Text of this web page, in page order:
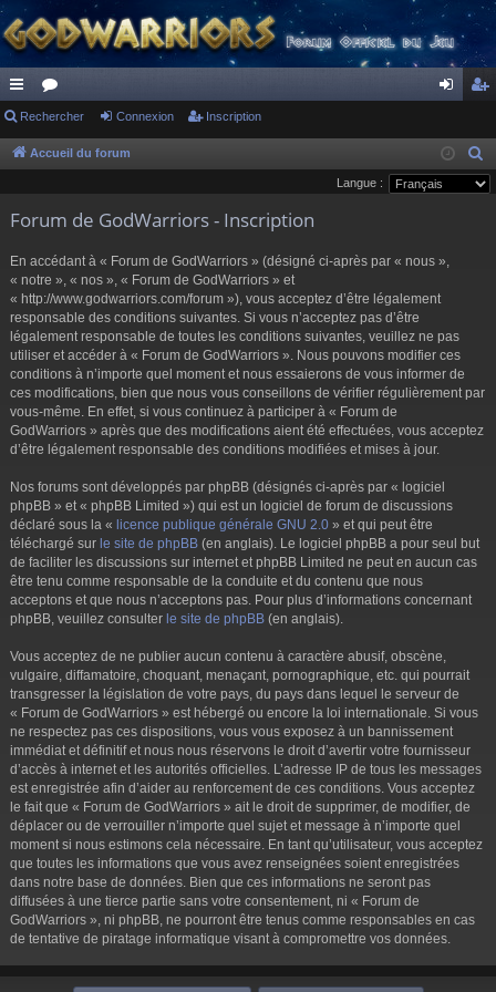
ac
co
ci
or
u
s
ne cri
pti
Rechercher Connexion Inscription
Accueil du forum
e
Langue :
Forum de GodWarriors - Inscription
En accédant à « Forum de GodWarriors » (désigné ci-après par « nous »,
« notre », « nos », « Forum de GodWarriors » et
« http://www.godwarriors.com/forum »), vous acceptez d’être légalement
responsable des conditions suivantes. Si vous n’acceptez pas d’être
légalement responsable de toutes les conditions suivantes, veuillez ne pas
utiliser et accéder à « Forum de GodWarriors ». Nous pouvons modifier ces
conditions à n’importe quel moment et nous essaierons de vous informer de
ces modifications, bien que nous vous conseillons de vérifier régulièrement par
vous-même. En effet, si vous continuez à participer à « Forum de
GodWarriors » après que des modifications aient été effectuées, vous acceptez
d’être légalement responsable des conditions modifiées et mises à jour.
Nos forums sont développés par phpBB (désignés ci-après par « logiciel
phpBB » et « phpBB Limited ») qui est un logiciel de forum de discussions
déclaré sous la « licence publique générale GNU 2.0 » et qui peut être
téléchargé sur le site de phpBB (en anglais). Le logiciel phpBB a pour seul but
de faciliter les discussions sur internet et phpBB Limited ne peut en aucun cas
être tenu comme responsable de la conduite et du contenu que nous
acceptons et que nous n’acceptons pas. Pour plus d’informations concernant
phpBB, veuillez consulter le site de phpBB (en anglais).
Vous acceptez de ne publier aucun contenu à caractère abusif, obscène,
vulgaire, diffamatoire, choquant, menaçant, pornographique, etc. qui pourrait
transgresser la législation de votre pays, du pays dans lequel le serveur de
« Forum de GodWarriors » est hébergé ou encore la loi internationale. Si vous
ne respectez pas ces dispositions, vous vous exposez à un bannissement
immédiat et définitif et nous nous réservons le droit d’avertir votre fournisseur
d’accès à internet et les autorités officielles. L’adresse IP de tous les messages
est enregistrée afin d’aider au renforcement de ces conditions. Vous acceptez
le fait que « Forum de GodWarriors » ait le droit de supprimer, de modifier, de
déplacer ou de verrouiller n’importe quel sujet et message à n’importe quel
moment si nous estimons cela nécessaire. En tant qu’utilisateur, vous acceptez
que toutes les informations que vous avez renseignées soient enregistrées
dans notre base de données. Bien que ces informations ne seront pas
diffusées à une tierce partie sans votre consentement, ni « Forum de
GodWarriors », ni phpBB, ne pourront être tenus comme responsables en cas
de tentative de piratage informatique visant à compromettre vos données.